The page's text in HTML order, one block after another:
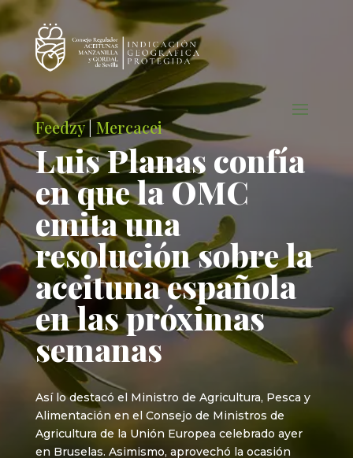
Feedzy| Mercacei
Luis Planas confía
en que la OMC
emita una
resolución sobre la
aceituna española
en las próximas
semanas
Así lo destacó el Ministro de Agricultura, Pesca y
Alimentación en el Consejo de Ministros de
Agricultura de la Unión Europea celebrado ayer
en Bruselas. Asimismo, aprovechó la ocasión